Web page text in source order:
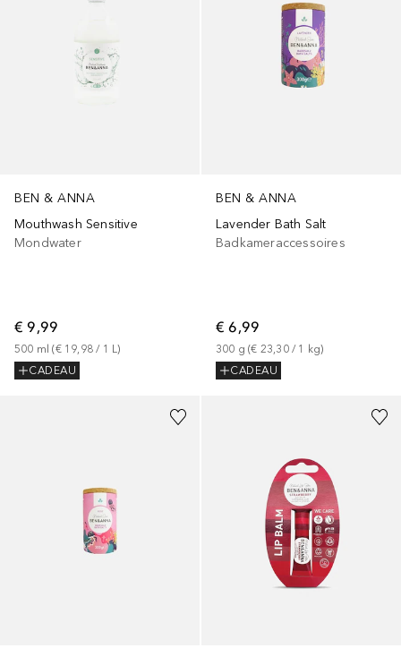
BEN & ANNA
Mouthwash Sensitive
Mondwater
€ 9,99
500 ml (€ 19,98 / 1 L)
CADEAU
BEN & ANNA
Lavender Bath Salt
Badkameraccessoires
€ 6,99
300 g (€ 23,30 / 1 kg)
CADEAU